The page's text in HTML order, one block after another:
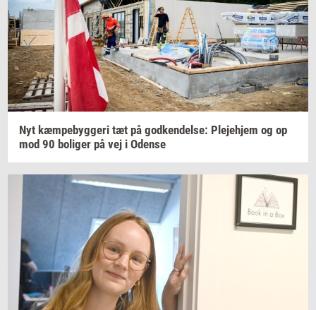
Nyt kæm­pe­byg­ge­ri tæt på god­ken­del­se: Ple­je­hjem og op
mod 90 bo­li­ger på vej i Oden­se